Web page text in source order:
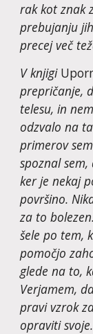
rak kot znak
prebujanju
precej več
V knjigi
prepričanje,
telesu, in
odzvalo na
primerov
spoznal
ker je nekaj
površino.
za to
šele po tem,
pomočjo
glede na to,
Verjamem,
pravi vzrok
opraviti